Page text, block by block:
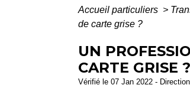
Accueil particuliers >
de carte grise ?
UN
CARTE GRISE ?
Vérifié le 07 Jan 2022 -